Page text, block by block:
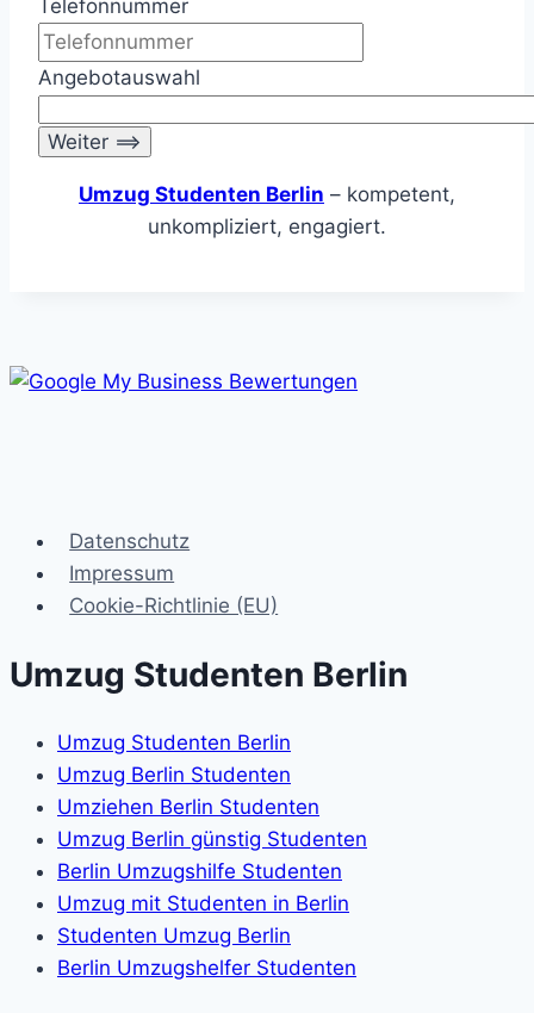
Telefonnummer
Angebotauswahl
Umzug Studenten Berlin – kompetent,
unkompliziert, engagiert.
Datenschutz
Impressum
Cookie-Richtlinie (EU)
Umzug Studenten Berlin
Umzug Studenten Berlin
Umzug Berlin Studenten
Umziehen Berlin Studenten
Umzug Berlin günstig Studenten
Berlin Umzugshilfe Studenten
Umzug mit Studenten in Berlin
Studenten Umzug Berlin
Berlin Umzugshelfer Studenten